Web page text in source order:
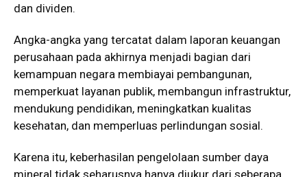
dan dividen.
Angka-angka yang tercatat dalam laporan keuangan
perusahaan pada akhirnya menjadi bagian dari
kemampuan negara membiayai pembangunan,
memperkuat layanan publik, membangun infrastruktur,
mendukung pendidikan, meningkatkan kualitas
kesehatan, dan memperluas perlindungan sosial.
Karena itu, keberhasilan pengelolaan sumber daya
mineral tidak seharusnya hanya diukur dari seberapa